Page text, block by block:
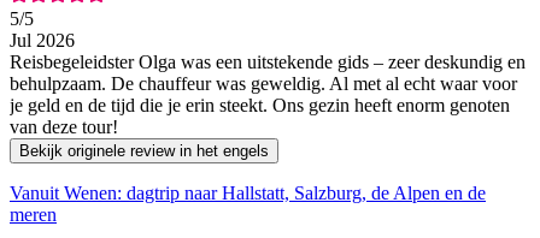
5/5
Jul 2026
Reisbegeleidster Olga was een uitstekende gids – zeer deskundig en
behulpzaam. De chauffeur was geweldig. Al met al echt waar voor
je geld en de tijd die je erin steekt. Ons gezin heeft enorm genoten
van deze tour!
Bekijk originele review in het engels
Vanuit Wenen: dagtrip naar Hallstatt, Salzburg, de Alpen en de
meren